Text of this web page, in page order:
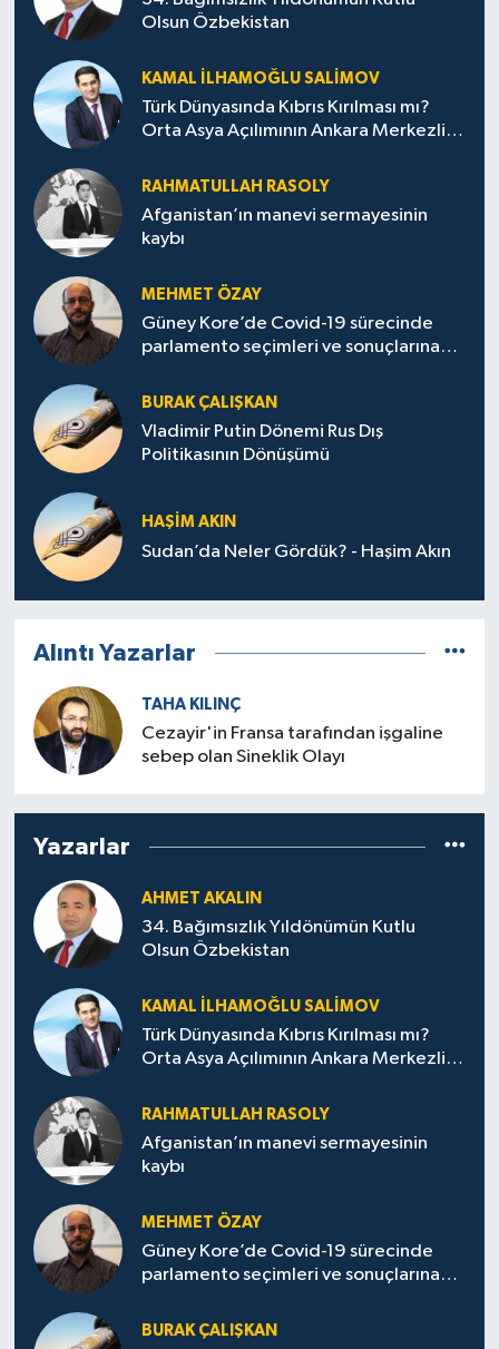
Olsun Özbekistan
KAMAL İLHAMOĞLU SALIMOV
Türk Dünyasında Kıbrıs Kırılması mı?
Orta Asya Açılımının Ankara Merkezli
RAHMATULLAH RASOLY
Afganistan’ın manevi sermayesinin
kaybı
MEHMET ÖZAY
Güney Kore’de Covid-19 sürecinde
parlamento seçimleri ve sonuçlarına
BURAK ÇALIŞKAN
Vladimir Putin Dönemi Rus Dış
Politikasının Dönüşümü
HAŞIM AKIN
Sudan’da Neler Gördük? - Haşim Akın
Alıntı Yazarlar
TAHA KILINÇ
Cezayir'in Fransa tarafından işgaline
sebep olan Sineklik Olayı
Yazarlar
AHMET AKALIN
34. Bağımsızlık Yıldönümün Kutlu
Olsun Özbekistan
KAMAL İLHAMOĞLU SALIMOV
Türk Dünyasında Kıbrıs Kırılması mı?
Orta Asya Açılımının Ankara Merkezli
RAHMATULLAH RASOLY
Afganistan’ın manevi sermayesinin
kaybı
MEHMET ÖZAY
Güney Kore’de Covid-19 sürecinde
parlamento seçimleri ve sonuçlarına
BURAK ÇALIŞKAN